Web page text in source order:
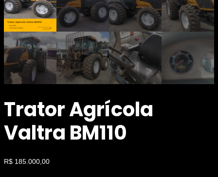
Trator Agrícola
Valtra BM110
R$ 185.000,00